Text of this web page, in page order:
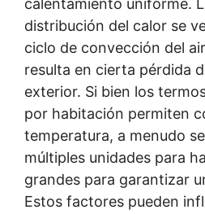
calentamiento uniforme.
distribución del calor se
ciclo de convección del
resulta en cierta pérdida
exterior. Si bien los
por habitación permiten
temperatura, a menudo
múltiples unidades para
grandes para garantizar
Estos factores pueden